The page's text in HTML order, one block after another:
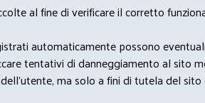
al fine di verificare il corretto
automaticamente possono
tentativi di danneggiamento al
ma solo a fini di tutela del sito